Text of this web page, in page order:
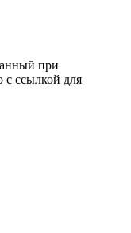
при
ссылкой для